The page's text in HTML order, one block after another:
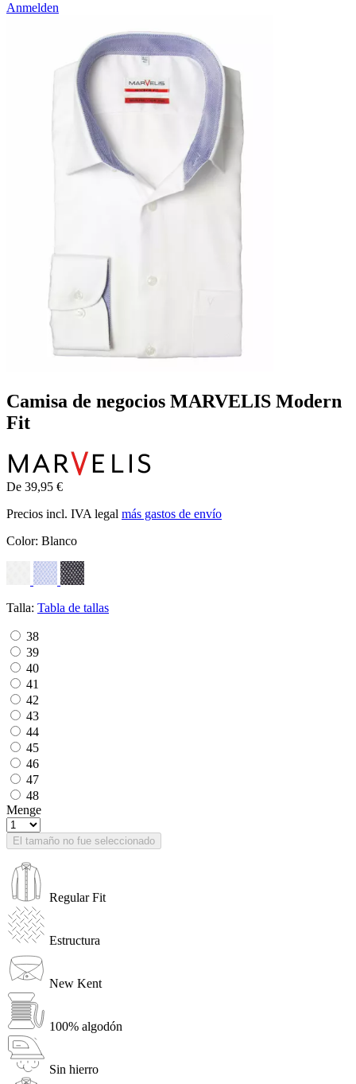
Anmelden
Camisa de negocios MARVELIS Modern
Fit
De 39,95 €
Precios incl. IVA legal más gastos de envío
Color: Blanco
Talla: Tabla de tallas
38
39
40
41
42
43
44
45
46
47
48
Menge
El tamaño no fue seleccionado
Regular Fit
Estructura
New Kent
100% algodón
Sin hierro